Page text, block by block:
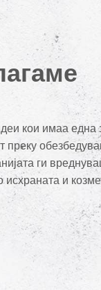
кои имаа една
ги
и